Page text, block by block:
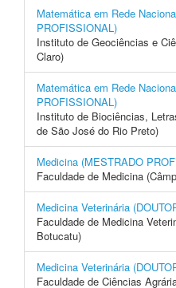
Matemática em Rede
PROFISSIONAL)
Instituto de Geociências e
Claro)
Matemática em Rede
PROFISSIONAL)
Instituto de Biociências,
de São José do Rio Preto)
Medicina (MESTRADO
Faculdade de Medicina
Medicina Veterinária
Faculdade de Medicina
Botucatu)
Medicina Veterinária
Faculdade de Ciências